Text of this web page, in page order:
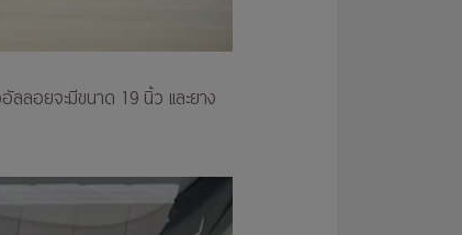
ลลอยจะมีขนาด 19 นิ้ว และยาง